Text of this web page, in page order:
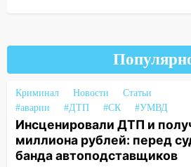
за плесень на стенах
05:00
Кому 6 августа
прочность
22:58 Соцсети: на
ДТП с мотоциклистом
Криминал Новости
Статьи
#аварии
#ДТП #СК #УМВД
Инсценировали ДТП и
миллиона рублей: перед
банда автоподставщиков